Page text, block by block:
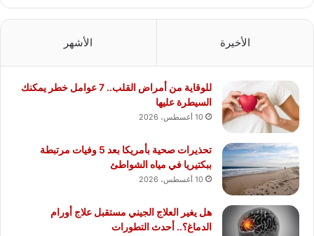
الأخيرة الأشهر
للوقاية من أمراض القلب.. 7 عوامل خطر يمكنك
السيطرة عليها
10 أغسطس، 2026
تحذيرات صحية بأمريكا بعد 5 وفيات مرتبطة
ببكتيريا في مياه الشواطئ
10 أغسطس، 2026
هل يغير العلاج الجيني مستقبل علاج أورام
الدماغ؟.. أحدث التطورات